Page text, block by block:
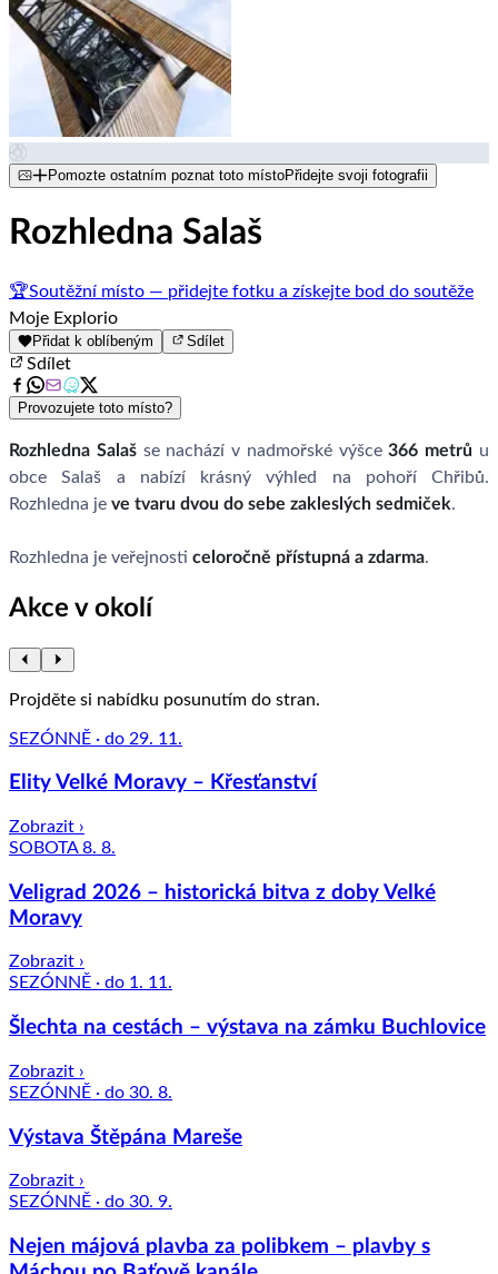
Pomozte ostatním poznat toto místoPřidejte svoji fotografii
Rozhledna Salaš
🏆Soutěžní místo — přidejte fotku a získejte bod do soutěže
Moje Explorio
Přidat k oblíbeným Sdílet
Sdílet
Provozujete toto místo?
Rozhledna Salašse nachází v nadmořské výšce366 metrů u
obce Salaš a nabízí krásný výhled na pohoří Chřibů.
Rozhledna je ve tvaru dvou do sebe zakleslých sedmiček.
Rozhledna je veřejnosti celoročně přístupná a zdarma.
Akce v okolí
Projděte si nabídku posunutím do stran.
SEZÓNNĚ · do 29. 11.
Elity Velké Moravy – Křesťanství
Zobrazit ›
SOBOTA 8. 8.
Veligrad 2026 – historická bitva z doby Velké
Moravy
Zobrazit ›
SEZÓNNĚ · do 1. 11.
Šlechta na cestách – výstava na zámku Buchlovice
Zobrazit ›
SEZÓNNĚ · do 30. 8.
Výstava Štěpána Mareše
Zobrazit ›
SEZÓNNĚ · do 30. 9.
Nejen májová plavba za polibkem – plavby s